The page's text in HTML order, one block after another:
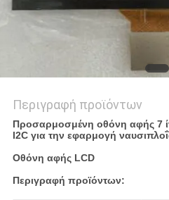
Περιγραφή προϊόντων
Προσαρμοσμένη οθόνη αφής 7
I2C για την εφαρμογή
Οθόνη αφής LCD
Περιγραφή προϊόντων: